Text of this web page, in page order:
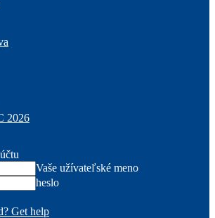
2026
Vaše užívateľské meno
heslo
Get help